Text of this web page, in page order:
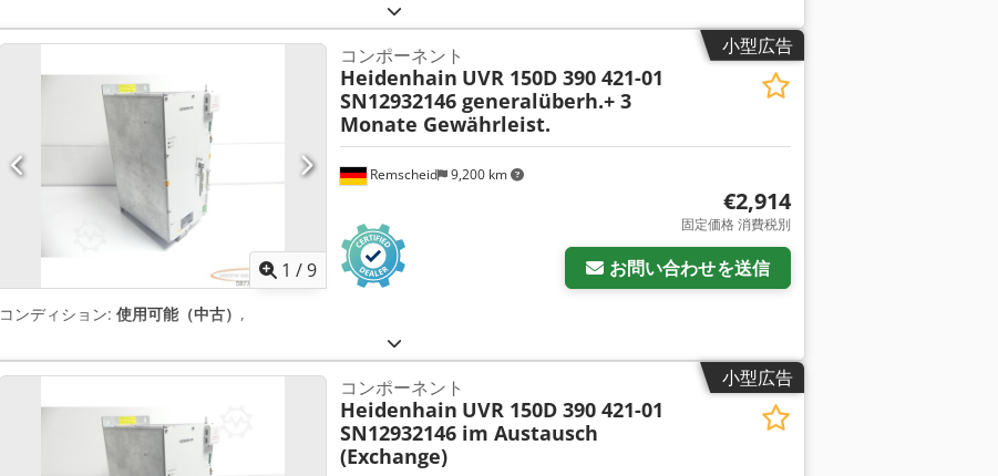
小型広告
1 /9
Remscheid 9,200 km
コンポーネント
Heidenhain UVR 150D 390 421-01
SN12932146 generalüberh.+ 3
Monate Gewährleist.
€2,914
固定価格 消費税別
お問い合わせを送信
コンディション: 使用可能（中古） ,
小型広告
コンポーネント
Heidenhain UVR 150D 390 421-01
SN12932146 im Austausch
(Exchange)